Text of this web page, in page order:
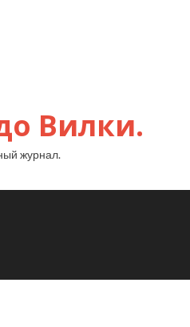
Вилки.
журнал.